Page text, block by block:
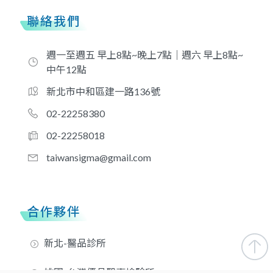
聯絡我們
週一至週五 早上8點~晚上7點｜週六 早上8點~
中午12點
新北市中和區建一路136號
02-22258380
02-22258018
taiwansigma@gmail.com
合作夥伴
新北-醫品診所